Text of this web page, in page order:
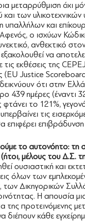
μεταρρύθμιση όχι
των
υπαλλήλων και
ο ισχύων
ανθεκτικό
να
εκθέσεις της
(EU Justice
ότι στην
439 ημέρες (έναντι
το 121%,
τις
επιφέρει
το αυτονόητο:
μέλους του Δ.Σ.
ουσιαστική και
όλων των
των Δικηγορικών
Η απουσία
της προτεινόμενης
διέπουν κάθε